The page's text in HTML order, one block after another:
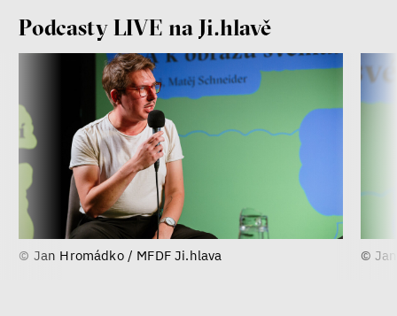
Podcasty LIVE na Ji.hlavě
© Jan Hromádko / MFDF Ji.hlava ©